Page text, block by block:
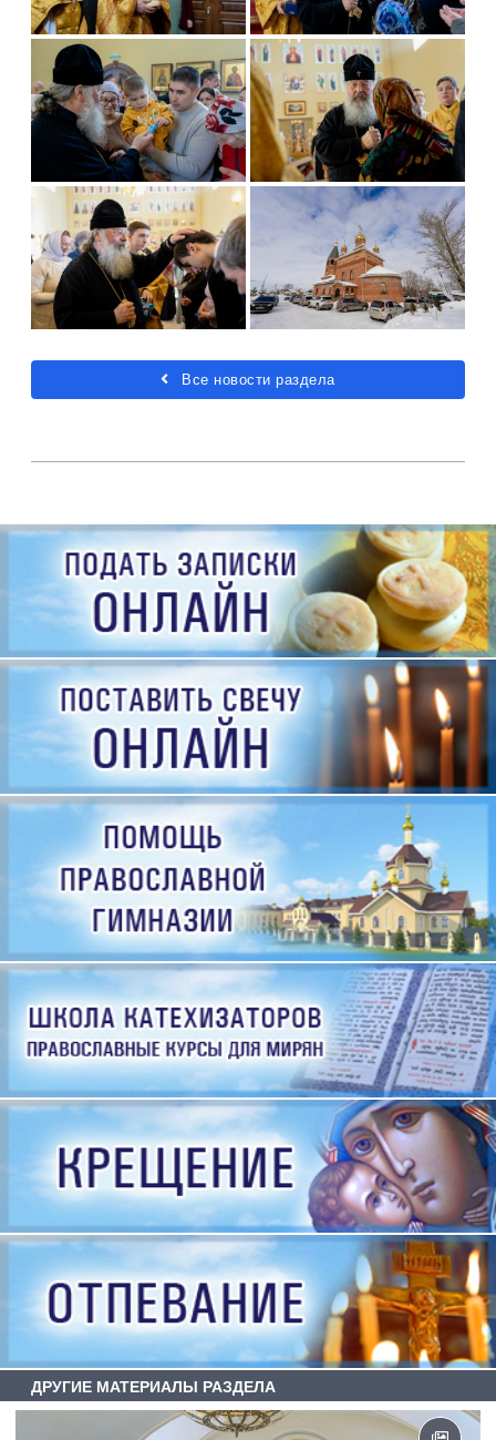
Все новости раздела
ДРУГИЕ МАТЕРИАЛЫ РАЗДЕЛА